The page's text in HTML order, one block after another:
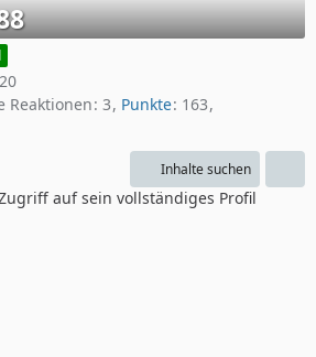
Reaktionen 3 Punkte 163
Inhalte suchen
auf sein vollständiges Profil